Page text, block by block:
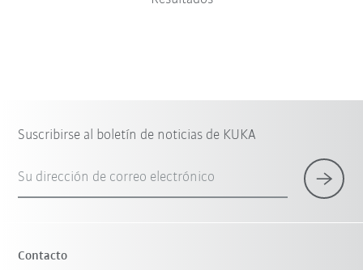
Suscribirse al boletín de noticias de KUKA
Su dirección de correo electrónico
Contacto